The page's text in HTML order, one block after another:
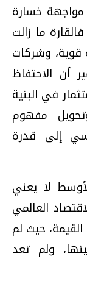
مواجهة خسارة
ما زالت
قوية، وشركات
أن الاحتفاظ
في البنية
وتحويل مفهوم
إلى قدرة
لا يعني
العالمي
حيث لم
ولم تعد